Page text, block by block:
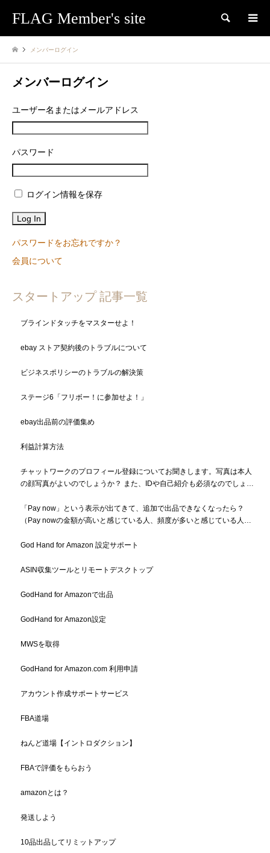
FLAG Member's site 検索
メンバーログイン
メンバーログイン
ユーザー名またはメールアドレス
パスワード
ログイン情報を保存
パスワードをお忘れですか？
会員について
スタートアップ 記事一覧
ブラインドタッチをマスターせよ！
ebay ストア契約後のトラブルについて
ビジネスポリシーのトラブルの解決策
ステージ6「フリボー！に参加せよ！」
ebay出品前の評価集め
利益計算方法
チャットワークのプロフィール登録についてお聞きします。写真は本人
の顔写真がよいのでしょうか？ また、IDや自己紹介も必須なのでしょう
「Pay now」という表示が出てきて、追加で出品できなくなったら？
（Pay nowの金額が高いと感じている人、頻度が多いと感じている人も
God Hand for Amazon 設定サポート
ASIN収集ツールとリモートデスクトップ
GodHand for Amazonで出品
GodHand for Amazon設定
MWSを取得
GodHand for Amazon.com 利用申請
アカウント作成サポートサービス
FBA道場
ねんど道場【イントロダクション】
FBAで評価をもらおう
amazonとは？
発送しよう
10品出品してリミットアップ